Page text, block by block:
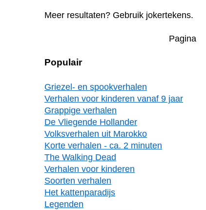
Meer resultaten? Gebruik jokertekens.
Pagina
Populair
Griezel- en spookverhalen
Verhalen voor kinderen vanaf 9 jaar
Grappige verhalen
De Vliegende Hollander
Volksverhalen uit Marokko
Korte verhalen - ca. 2 minuten
The Walking Dead
Verhalen voor kinderen
Soorten verhalen
Het kattenparadijs
Legenden